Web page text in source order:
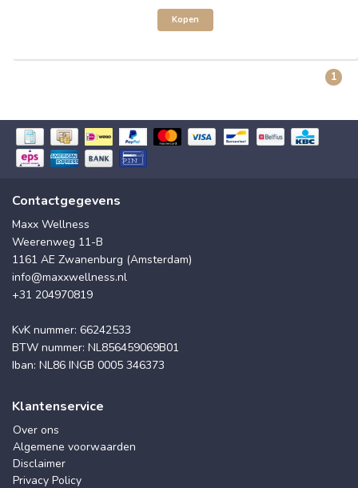
Kopen
1
Contactgegevens
Maxx Wellness
Weerenweg 11-B
1161 AE Zwanenburg (Amsterdam)
info@maxxwellness.nl
+31 204970819
KvK nummer: 66242533
BTW nummer: NL856459069B01
Iban: NL86 INGB 0005 346373
Klantenservice
Over ons
Algemene voorwaarden
Disclaimer
Privacy Policy